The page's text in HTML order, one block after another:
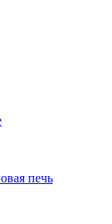
печь